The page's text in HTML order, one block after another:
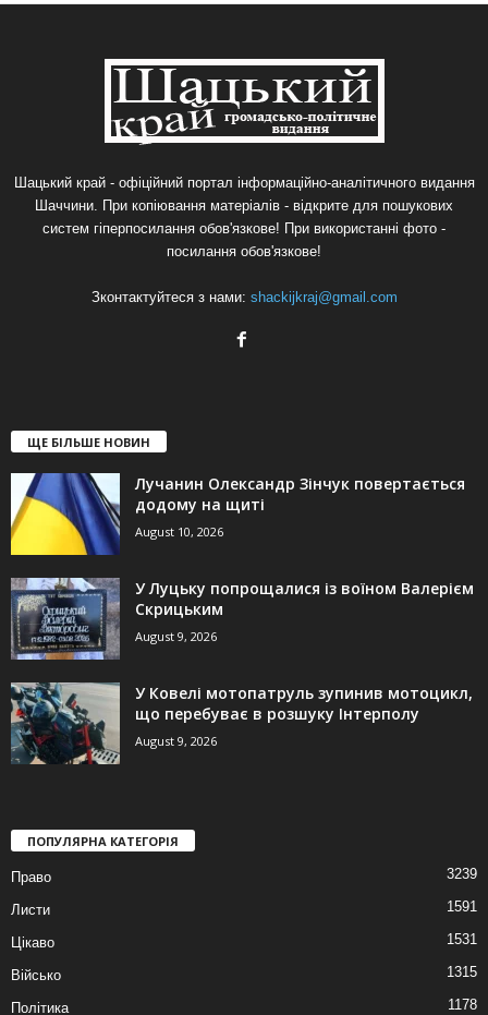
Шацький край - офіційний портал інформаційно-аналітичного видання
Шаччини. При копіювання матеріалів - відкрите для пошукових
систем гіперпосилання обов'язкове! При використанні фото -
посилання обов'язкове!
Зконтактуйтеся з нами: shackijkraj@gmail.com
ЩЕ БІЛЬШЕ НОВИН
Лучанин Олександр Зінчук повертається
додому на щиті
August 10, 2026
У Луцьку попрощалися із воїном Валерієм
Скрицьким
August 9, 2026
У Ковелі мотопатруль зупинив мотоцикл,
що перебуває в розшуку Інтерполу
August 9, 2026
ПОПУЛЯРНА КАТЕГОРІЯ
Право 3239
Листи 1591
Цікаво 1531
Військо 1315
Політика 1178